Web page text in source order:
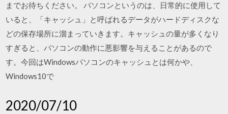
までお待ちください。 パソコンというのは、日常的に使用して
いると、「キャッシュ」と呼ばれるデータがハードディスクな
どの保存場所に溜まっていきます。キャッシュの量が多くなり
すぎると、パソコンの動作に悪影響を与えることがあるので
す。今回はWindowsパソコンのキャッシュとは何かや、
Windows10で
2020/07/10